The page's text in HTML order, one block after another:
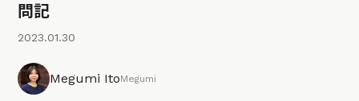
問記
2023.01.30
Megumi ItoMegumi